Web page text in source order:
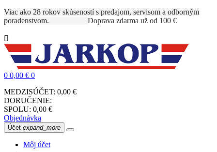
Viac ako 28 rokov skúseností s predajom, servisom a odborným
poradenstvom. Doprava zdarma už od 100 €

0 0,00 € 0
MEDZISÚČET: 0,00 €
DORUČENIE:
SPOLU: 0,00 €
Objednávka
Účet expand_more
Môj účet